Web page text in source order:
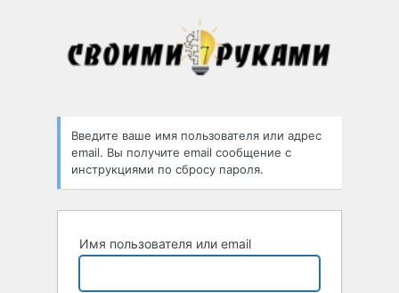
пароль
Введите ваше имя пользователя или адрес
email. Вы получите email сообщение с
инструкциями по сбросу пароля.
Имя пользователя или email